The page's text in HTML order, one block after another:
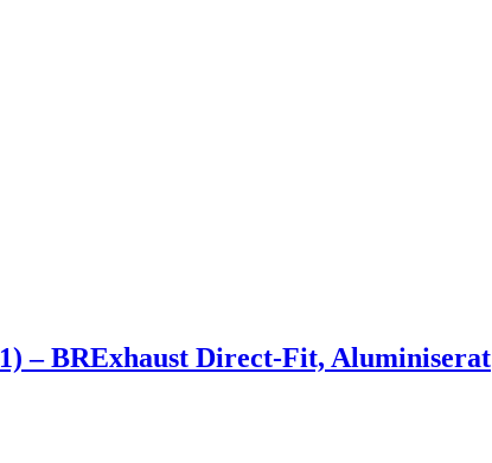
– BRExhaust Direct-Fit, Aluminiserat